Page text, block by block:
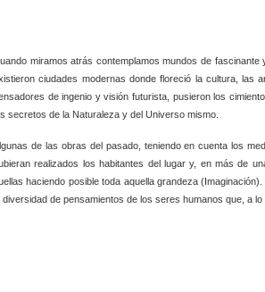
miramos atrás contemplamos mundos de
ciudades modernas donde floreció la cultura, las
de ingenio y visión futurista, pusieron los
secretos de la Naturaleza y del Universo mismo.
de las obras del pasado, teniendo en cuenta los
realizados los habitantes del lugar y, en más de
haciendo posible toda aquella grandeza
diversidad de pensamientos de los seres humanos que, a